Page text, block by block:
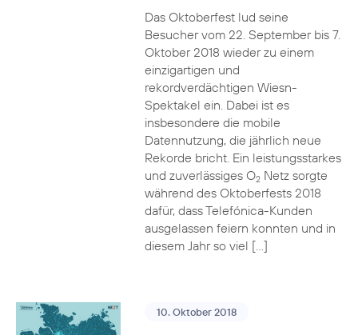
Das Oktoberfest lud seine
Besucher vom 22. September bis 7.
Oktober 2018 wieder zu einem
einzigartigen und
rekordverdächtigen Wiesn-
Spektakel ein. Dabei ist es
insbesondere die mobile
Datennutzung, die jährlich neue
Rekorde bricht. Ein leistungsstarkes
und zuverlässiges O2Netz sorgte
während des Oktoberfests 2018
dafür, dass Telefónica-Kunden
ausgelassen feiern konnten und in
diesem Jahr so viel […]
10. Oktober 2018